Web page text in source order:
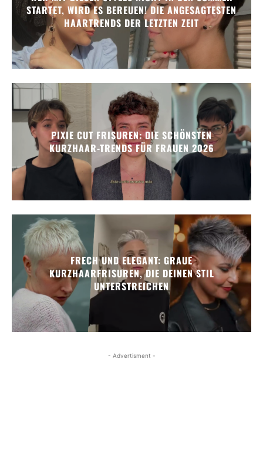
STARTET, WIRD ES BEREUEN! DIE ANGESAGTESTEN
HAARTRENDS DER LETZTEN ZEIT
PIXIE CUT FRISUREN: DIE SCHÖNSTEN
KURZHAAR-TRENDS FÜR FRAUEN 2026
FRECH UND ELEGANT: GRAUE
KURZHAARFRISUREN, DIE DEINEN STIL
UNTERSTREICHEN
- Advertisment -